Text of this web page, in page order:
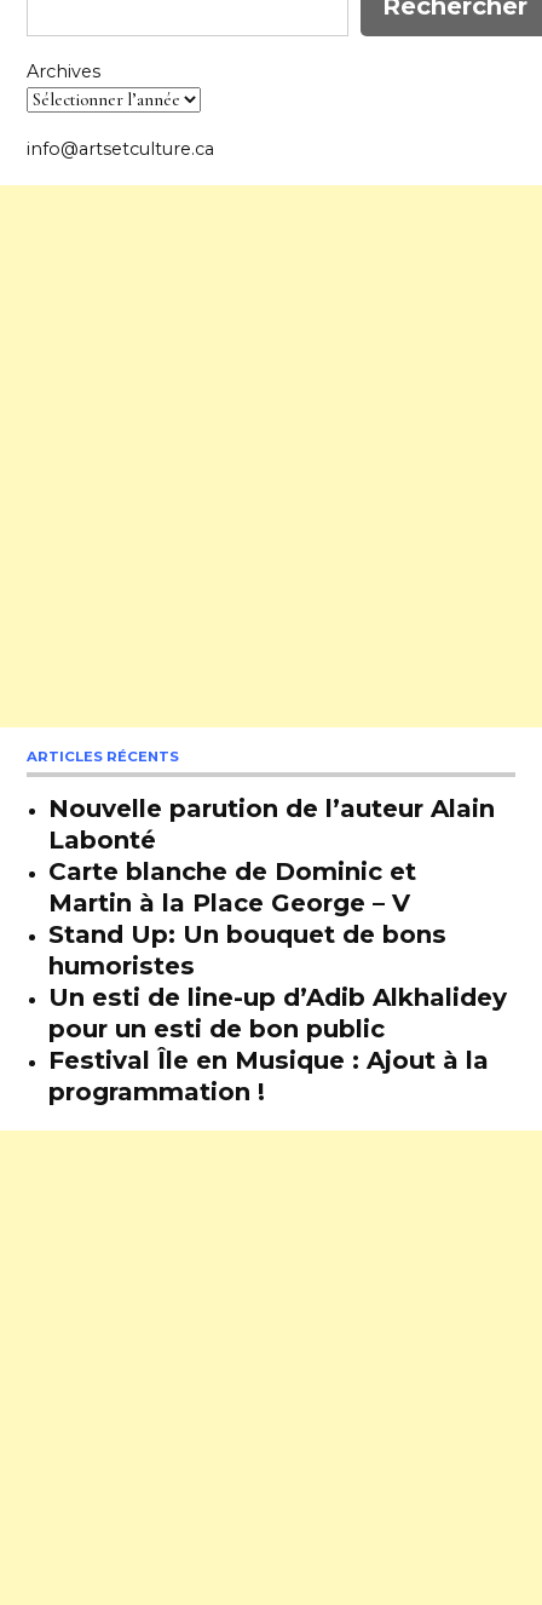
Archives
info@artsetculture.ca
ARTICLES RÉCENTS
Nouvelle parution de l’auteur Alain
Labonté
Carte blanche de Dominic et
Martin à la Place George – V
Stand Up: Un bouquet de bons
humoristes
Un esti de line-up d’Adib Alkhalidey
pour un esti de bon public
Festival Île en Musique : Ajout à la
programmation !